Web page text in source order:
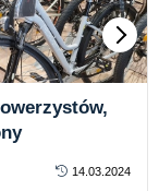
14.03.2024